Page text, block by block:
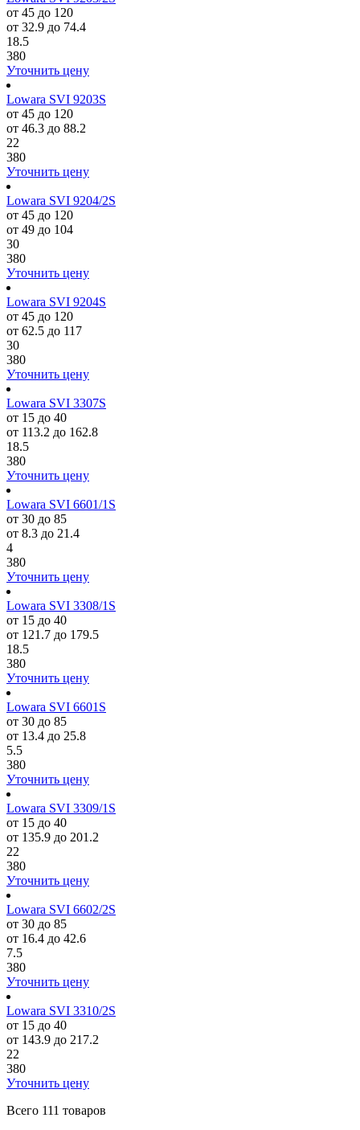
от 45 до 120
от 32.9 до 74.4
18.5
380
Уточнить цену
Lowara SVI 9203S
от 45 до 120
от 46.3 до 88.2
22
380
Уточнить цену
Lowara SVI 9204/2S
от 45 до 120
от 49 до 104
30
380
Уточнить цену
Lowara SVI 9204S
от 45 до 120
от 62.5 до 117
30
380
Уточнить цену
Lowara SVI 3307S
от 15 до 40
от 113.2 до 162.8
18.5
380
Уточнить цену
Lowara SVI 6601/1S
от 30 до 85
от 8.3 до 21.4
4
380
Уточнить цену
Lowara SVI 3308/1S
от 15 до 40
от 121.7 до 179.5
18.5
380
Уточнить цену
Lowara SVI 6601S
от 30 до 85
от 13.4 до 25.8
5.5
380
Уточнить цену
Lowara SVI 3309/1S
от 15 до 40
от 135.9 до 201.2
22
380
Уточнить цену
Lowara SVI 6602/2S
от 30 до 85
от 16.4 до 42.6
7.5
380
Уточнить цену
Lowara SVI 3310/2S
от 15 до 40
от 143.9 до 217.2
22
380
Уточнить цену
Всего 111 товаров